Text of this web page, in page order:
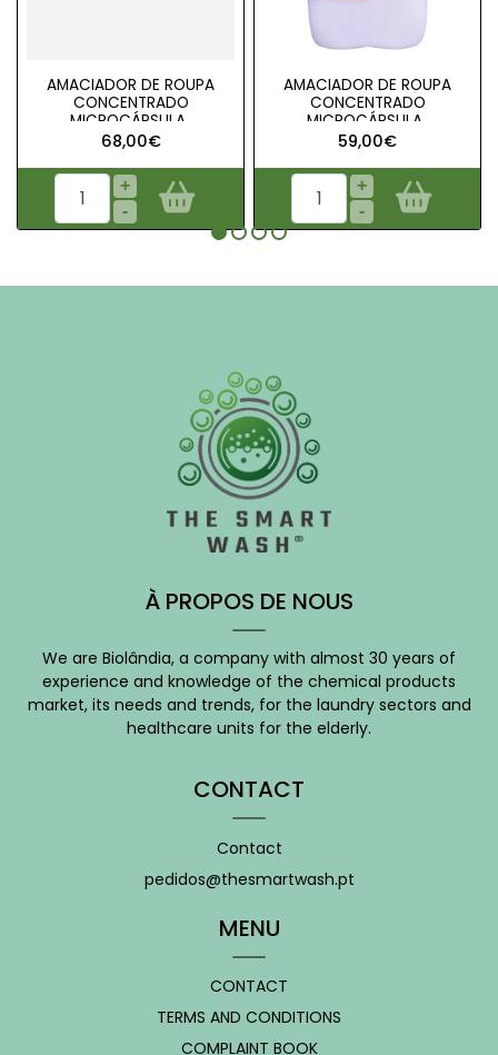
AMACIADOR DE ROUPA
CONCENTRADO
MICROCÁPSULA..
68,00€
+
-
AMACIADOR DE ROUPA
CONCENTRADO
MICROCÁPSULA..
59,00€
+
-
À PROPOS DE NOUS
We are Biolândia, a company with almost 30 years of
experience and knowledge of the chemical products
market, its needs and trends, for the laundry sectors and
healthcare units for the elderly.
CONTACT
Contact
pedidos@thesmartwash.pt
MENU
CONTACT
TERMS AND CONDITIONS
COMPLAINT BOOK